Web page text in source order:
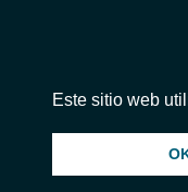
© 2026 InstantAudio.
Este sitio web